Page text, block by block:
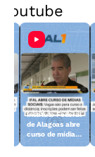
Instituto Federal
de Alagoas abre
curso de mídias